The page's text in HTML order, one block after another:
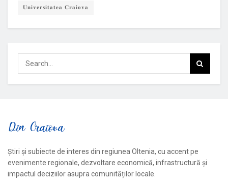
𝐔𝐧𝐢𝐯𝐞𝐫𝐬𝐢𝐭𝐚𝐭𝐞𝐚 𝐂𝐫𝐚𝐢𝐨𝐯𝐚
Știri și subiecte de interes din regiunea Oltenia, cu accent pe
evenimente regionale, dezvoltare economică, infrastructură și
impactul deciziilor asupra comunităților locale.